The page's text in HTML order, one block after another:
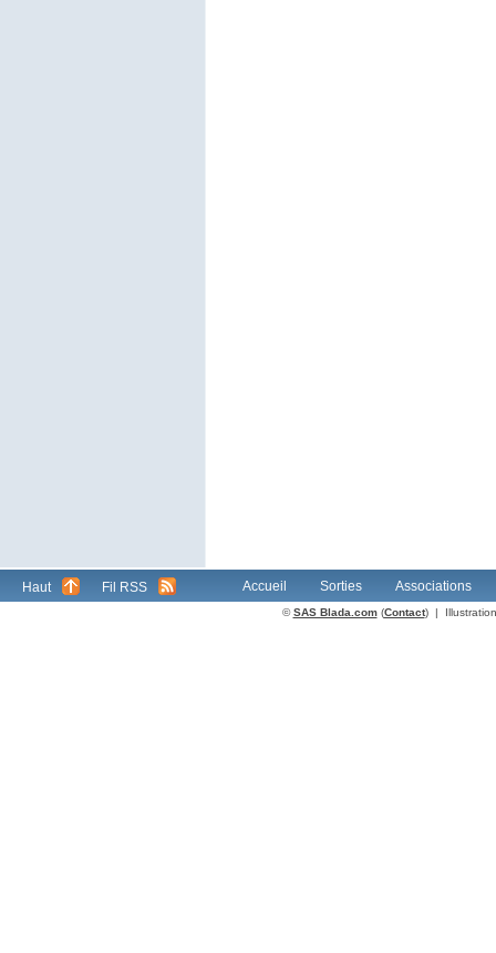
Haut Fil RSS Accueil Sorties Associations
©SAS Blada.com(Contact) |